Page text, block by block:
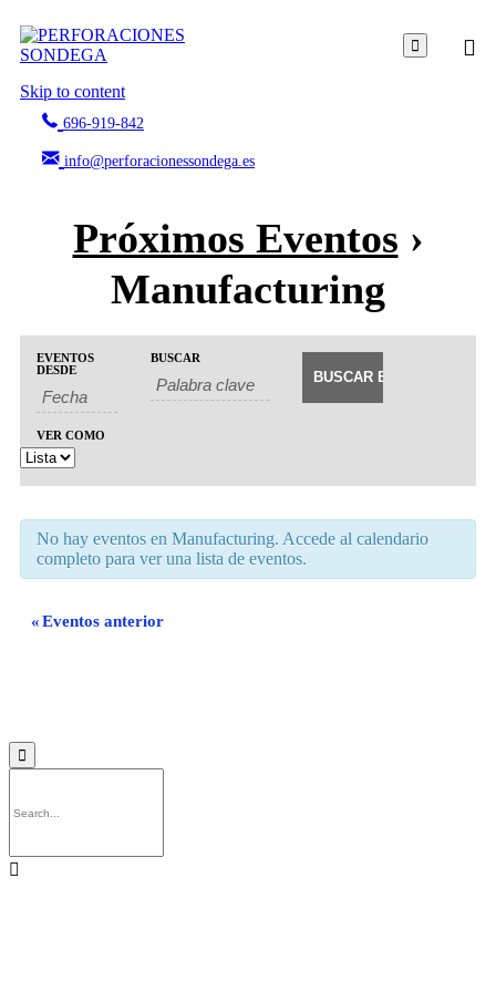

Skip to content
696-919-842
info@perforacionessondega.es
Próximos Eventos ›
Manufacturing
Búsqueda
navegació
de
vistas
Eventos
de
Eventos
EVENTOS
DESDE
BUSCAR
Navegación
vistas
de
Evento
VER COMO
No hay eventos en Manufacturing. Accede al calendario
completo para ver una lista de eventos.
«Eventos anterior

